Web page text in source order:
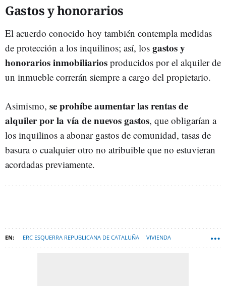
Gastos y honorarios
El acuerdo conocido hoy también contempla medidas
de protección a los inquilinos; así, los gastos y
honorarios inmobiliarios producidos por el alquiler de
un inmueble correrán siempre a cargo del propietario.
Asimismo, se prohíbe aumentar las rentas de
alquiler por la vía de nuevos gastos, que obligarían a
los inquilinos a abonar gastos de comunidad, tasas de
basura o cualquier otro no atribuible que no estuvieran
acordadas previamente.
ERC ESQUERRA REPUBLICANA DE CATALUÑA VIVIENDA